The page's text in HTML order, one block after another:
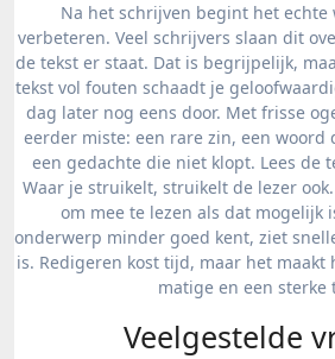
Na het schrijven begint het echte
verbeteren. Veel schrijvers slaan dit
de tekst er staat. Dat is begrijpelijk,
tekst vol fouten schaadt je
dag later nog eens door. Met frisse
eerder miste: een rare zin, een woord
een gedachte die niet klopt. Lees de
Waar je struikelt, struikelt de lezer
om mee te lezen als dat mogelijk
onderwerp minder goed kent, ziet
is. Redigeren kost tijd, maar het maakt
matige en een sterke
Veelgestelde